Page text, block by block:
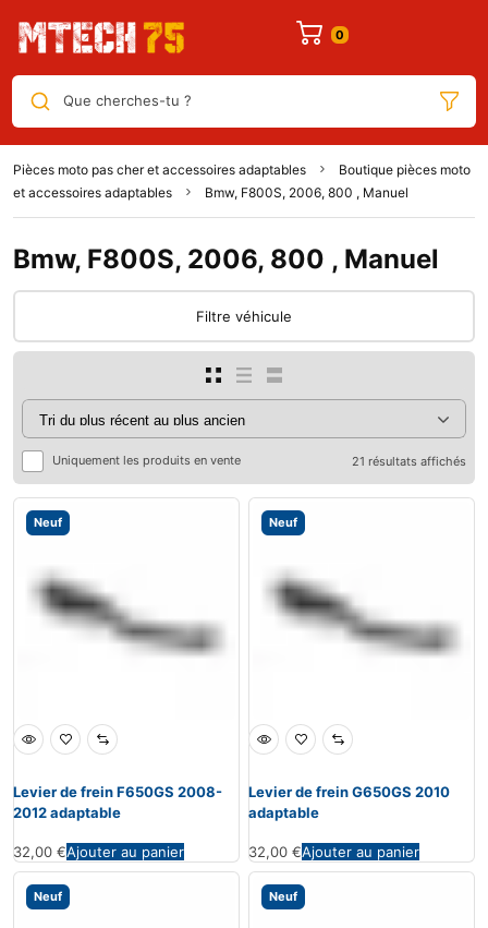
Que cherches-tu ?
Pièces moto pas cher et accessoires adaptables
Boutique pièces moto
et accessoires adaptables
Bmw, F800S, 2006, 800 , Manuel
Bmw, F800S, 2006, 800 , Manuel
Filtre véhicule
Uniquement les produits en vente 21 résultats affichés
Neuf
Levier de frein F650GS 2008-
2012 adaptable
32,00 €Ajouter au panier
Neuf
Levier de frein G650GS 2010
adaptable
32,00 €Ajouter au panier
Neuf Neuf